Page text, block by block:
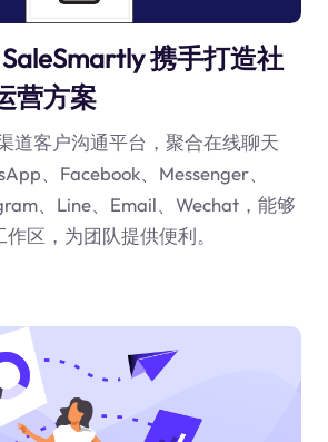
携手打造社
营方案
道客户沟通平台，聚合在线聊天
、Facebook、Messenger、
、Line、Email、Wechat，能够
区，为团队提供便利。